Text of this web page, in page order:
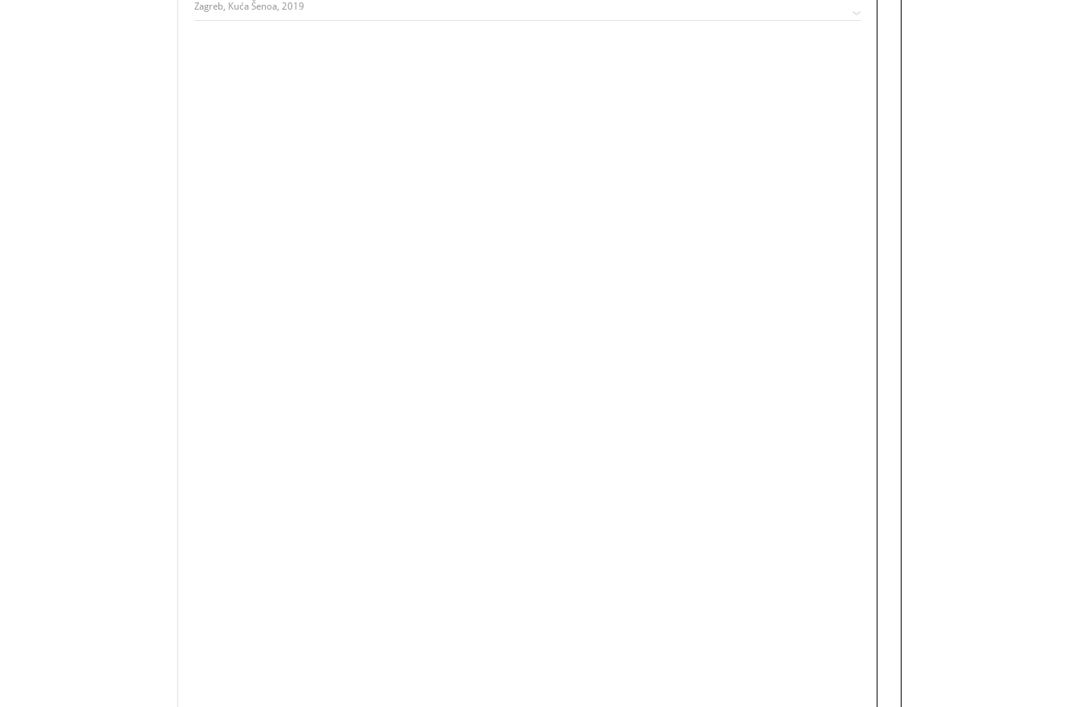
Zagreb, Kuća Šenoa, 2019